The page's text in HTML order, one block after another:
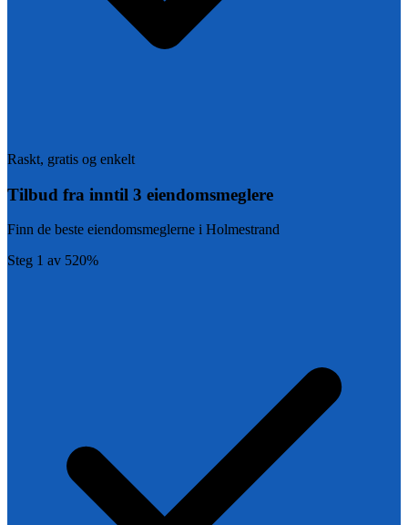
Raskt, gratis og enkelt
Tilbud fra inntil 3 eiendomsmeglere
Finn de beste eiendomsmeglerne i Holmestrand
Steg 1 av 520%